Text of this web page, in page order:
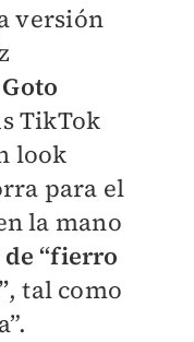
versión
TikTok
look
para el
la mano
“fierro
, tal como